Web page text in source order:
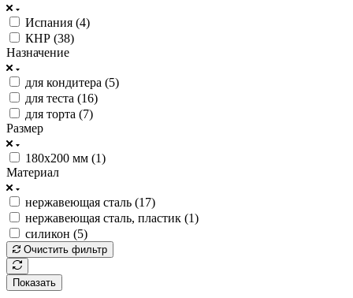
Испания (4)
КНР (38)
Назначение
для кондитера (5)
для теста (16)
для торта (7)
Размер
180х200 мм (1)
Материал
нержавеющая сталь (17)
нержавеющая сталь, пластик (1)
силикон (5)
Очистить фильтр
Показать